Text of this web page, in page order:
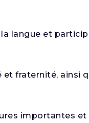
langue et
fraternité, ainsi
importantes